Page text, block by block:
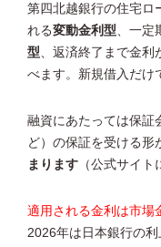
第四北越銀行の住宅ロ
れる変動金利型、一定
型、返済終了まで金利
べます。新規借入だけ
融資にあたっては保証
ど）の保証を受ける形
まります （公式サイ
適用される金利は市場
2026年は日本銀行の